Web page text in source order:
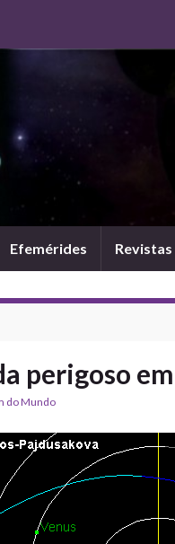
Efemérides Revistas
perigoso
do Mundo